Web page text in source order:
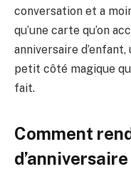
conversation et a
qu’une carte qu’on
anniversaire
petit côté magique
fait.
Comment